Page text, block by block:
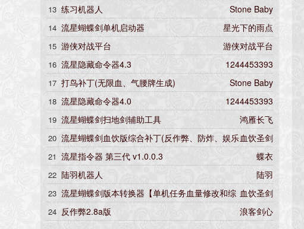
13 Stone Baby
练习机器人
14 星光下的雨点
流星蝴蝶剑单机启动器
15 游侠对战平台
游侠对战平台
16 1244453393
流星隐藏命令器4.3
17 Stone Baby
打鸟补丁(无限血、气腰牌生成)
18 1244453393
流星隐藏命令器4.0
19 鸿雁长飞
流星蝴蝶剑扫地剑辅助工具
20 血饮圣剑
流星蝴蝶剑血饮版综合补丁(反作弊、防炸、娱乐
等功能)
21 蝶衣
流星指令器 第三代 v1.0.0.3
22 陆羽
陆羽机器人
23 血饮圣剑
流星蝴蝶剑版本转换器【单机任务血量修改和综
合补丁一套(反作弊),综合补丁能防止招招秒杀防止招招破防等
24 浪客剑心
反作弊2.8a版